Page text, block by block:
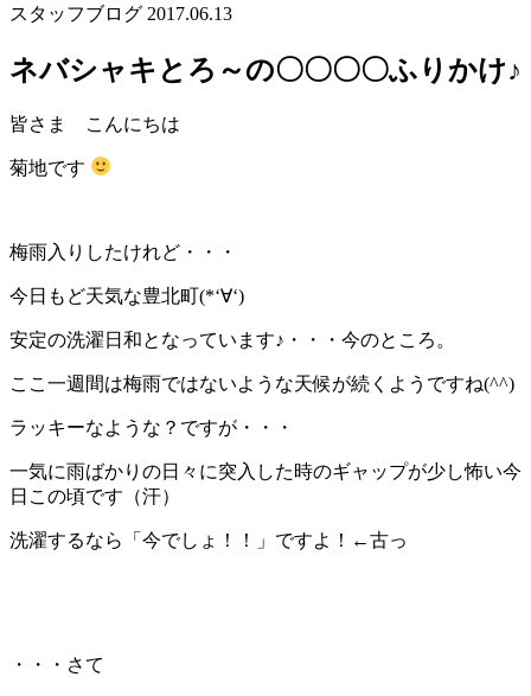
スタッフブログ 2017.06.13
ネバシャキとろ～の〇〇〇〇ふりかけ♪
皆さま こんにちは
菊地です
梅雨入りしたけれど・・・
今日もど天気な豊北町(*‘∀‘)
安定の洗濯日和となっています♪・・・今のところ。
ここ一週間は梅雨ではないような天候が続くようですね(^^)
ラッキーなような？ですが・・・
一気に雨ばかりの日々に突入した時のギャップが少し怖い今
日この頃です（汗）
洗濯するなら「今でしょ！！」ですよ！←古っ
・・・さて